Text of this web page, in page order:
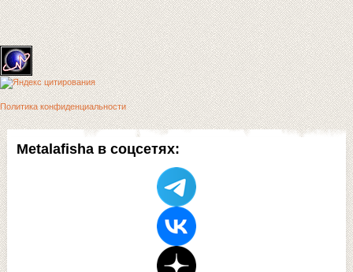
Metalafisha в соцсетях:
Политика конфиденциальности